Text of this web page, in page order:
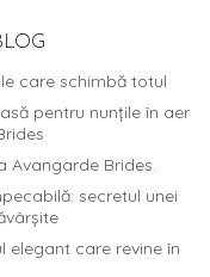
care schimbă totul
pentru nunțile în aer
Avangarde Brides.
secretul unei
elegant care revine în